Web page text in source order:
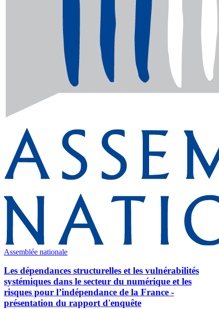
Assemblée nationale
Les dépendances structurelles et les vulnérabilités
systémiques dans le secteur du numérique et les
risques pour l’indépendance de la France -
présentation du rapport d'enquête